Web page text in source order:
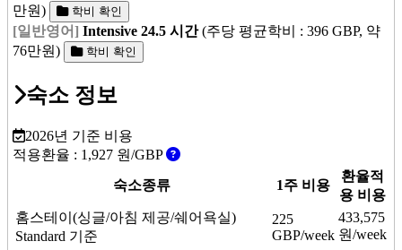
만원)
학비 확인
[일반영어] Intensive 24.5 시간 (주당 평균학비 : 396 GBP, 약
76만원)
학비 확인
숙소 정보
2026년 기준 비용
적용환율 : 1,927 원/GBP
숙소종류
1주 비용
환율적
용 비용
홈스테이(싱글/아침 제공/쉐어욕실)
Standard 기준
225
GBP/week
433,575
원/week